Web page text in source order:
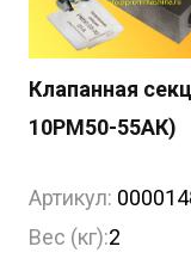
Клапанная
10РМ50-55АК)
Артикул:
Вес (кг):2